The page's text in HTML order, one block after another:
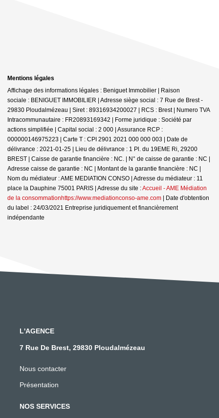
Mentions légales
Affichage des informations légales : Beniguet Immobilier | Raison
sociale : BENIGUET IMMOBILIER | Adresse siège social : 7 Rue de Brest -
29830 Ploudalmézeau | Siret : 89316934200027 | RCS : Brest | Numero TVA
Intracommunautaire : FR20893169342 | Forme juridique : Société par
actions simplifiée | Capital social : 2 000 | Assurance RCP :
000000146975223 | Carte T : CPI 2901 2021 000 000 003 | Date de
délivrance : 2021-01-25 | Lieu de délivrance : 1 Pl. du 19EME Ri, 29200
BREST | Caisse de garantie financière : NC. | N° de caisse de garantie : NC |
Adresse caisse de garantie : NC | Montant de la garantie financière : NC |
Nom du médiateur : AME MEDIATION CONSO | Adresse du médiateur : 11
place la Dauphine 75001 PARIS | Adresse du site :Accueil - AME Médiation
de la consommationhttps://www.mediationconso-ame.com | Date d'obtention
du label : 24/03/2021 Entreprise juridiquement et financièrement
indépendante
L'AGENCE
7 Rue De Brest, 29830 Ploudalmézeau
Nous contacter
Présentation
NOS SERVICES